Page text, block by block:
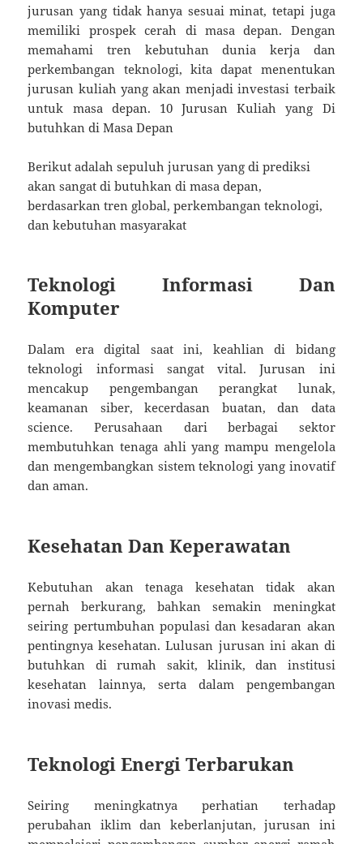
jurusan yang tidak hanya sesuai minat, tetapi juga
memiliki prospek cerah di masa depan. Dengan
memahami tren kebutuhan dunia kerja dan
perkembangan teknologi, kita dapat menentukan
jurusan kuliah yang akan menjadi investasi terbaik
untuk masa depan. 10 Jurusan Kuliah yang Di
butuhkan di Masa Depan
Berikut adalah sepuluh jurusan yang di prediksi
akan sangat di butuhkan di masa depan,
berdasarkan tren global, perkembangan teknologi,
dan kebutuhan masyarakat
Teknologi Informasi Dan
Komputer
Dalam era digital saat ini, keahlian di bidang
teknologi informasi sangat vital. Jurusan ini
mencakup pengembangan perangkat lunak,
keamanan siber, kecerdasan buatan, dan data
science. Perusahaan dari berbagai sektor
membutuhkan tenaga ahli yang mampu mengelola
dan mengembangkan sistem teknologi yang inovatif
dan aman.
Kesehatan Dan Keperawatan
Kebutuhan akan tenaga kesehatan tidak akan
pernah berkurang, bahkan semakin meningkat
seiring pertumbuhan populasi dan kesadaran akan
pentingnya kesehatan. Lulusan jurusan ini akan di
butuhkan di rumah sakit, klinik, dan institusi
kesehatan lainnya, serta dalam pengembangan
inovasi medis.
Teknologi Energi Terbarukan
Seiring meningkatnya perhatian terhadap
perubahan iklim dan keberlanjutan, jurusan ini